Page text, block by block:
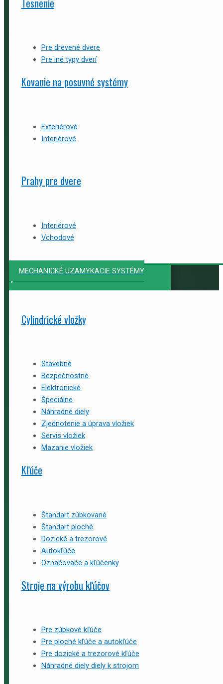
Pre drevené dvere
Pre iné typy dverí
Kovanie na posuvné systémy
Exteriérové
Interiérové
Prahy pre dvere
Interiérové
Vchodové
MECHANICKÉ UZAMYKACIE SYSTÉMY
Cylindrické vložky
Stavebné
Bezpečnostné
Elektronické
Špeciálne
Náhradné diely
Zjednotenie a úprava vložiek
Servis vložiek
Mazanie vložiek
Kľúče
Štandart zúbkované
Štandart ploché
Dozické a trezorové
Autokľúče
Označovače a kľúčenky
Stroje na výrobu kľúčov
Pre zúbkové kľúče
Pre ploché kľúče a autokľúče
Pre dozické a trezorové kľúče
Náhradné diely diely k strojom